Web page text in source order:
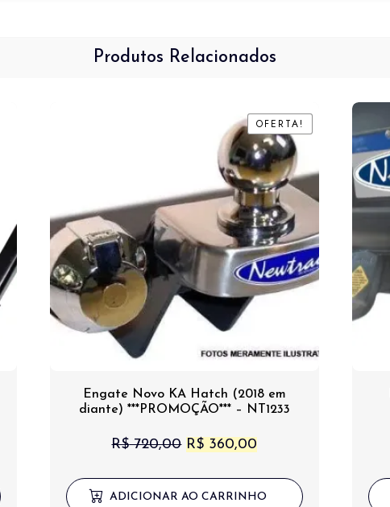
Produtos Relacionados
OFERTA!
OFERTA!
Engate Novo KA Hatch (2018 em
diante) ***PROMOÇÃO*** – NT1233
R$720,00 O
original
R$ 360,00
atual
ADICIONAR AO CARRINHO